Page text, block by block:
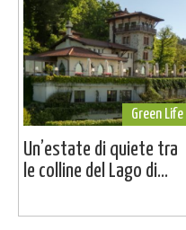
Green Life
Un’estate di quiete tra
le colline del Lago di...